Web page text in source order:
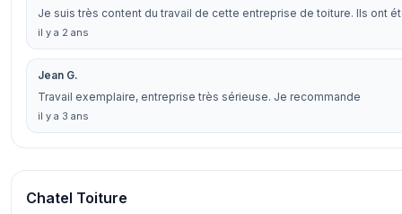
Je suis très content du travail de cette entreprise de toiture. Ils ont
il y a 2 ans
Jean G.
Travail exemplaire, entreprise très sérieuse. Je recommande
il y a 3 ans
Chatel Toiture